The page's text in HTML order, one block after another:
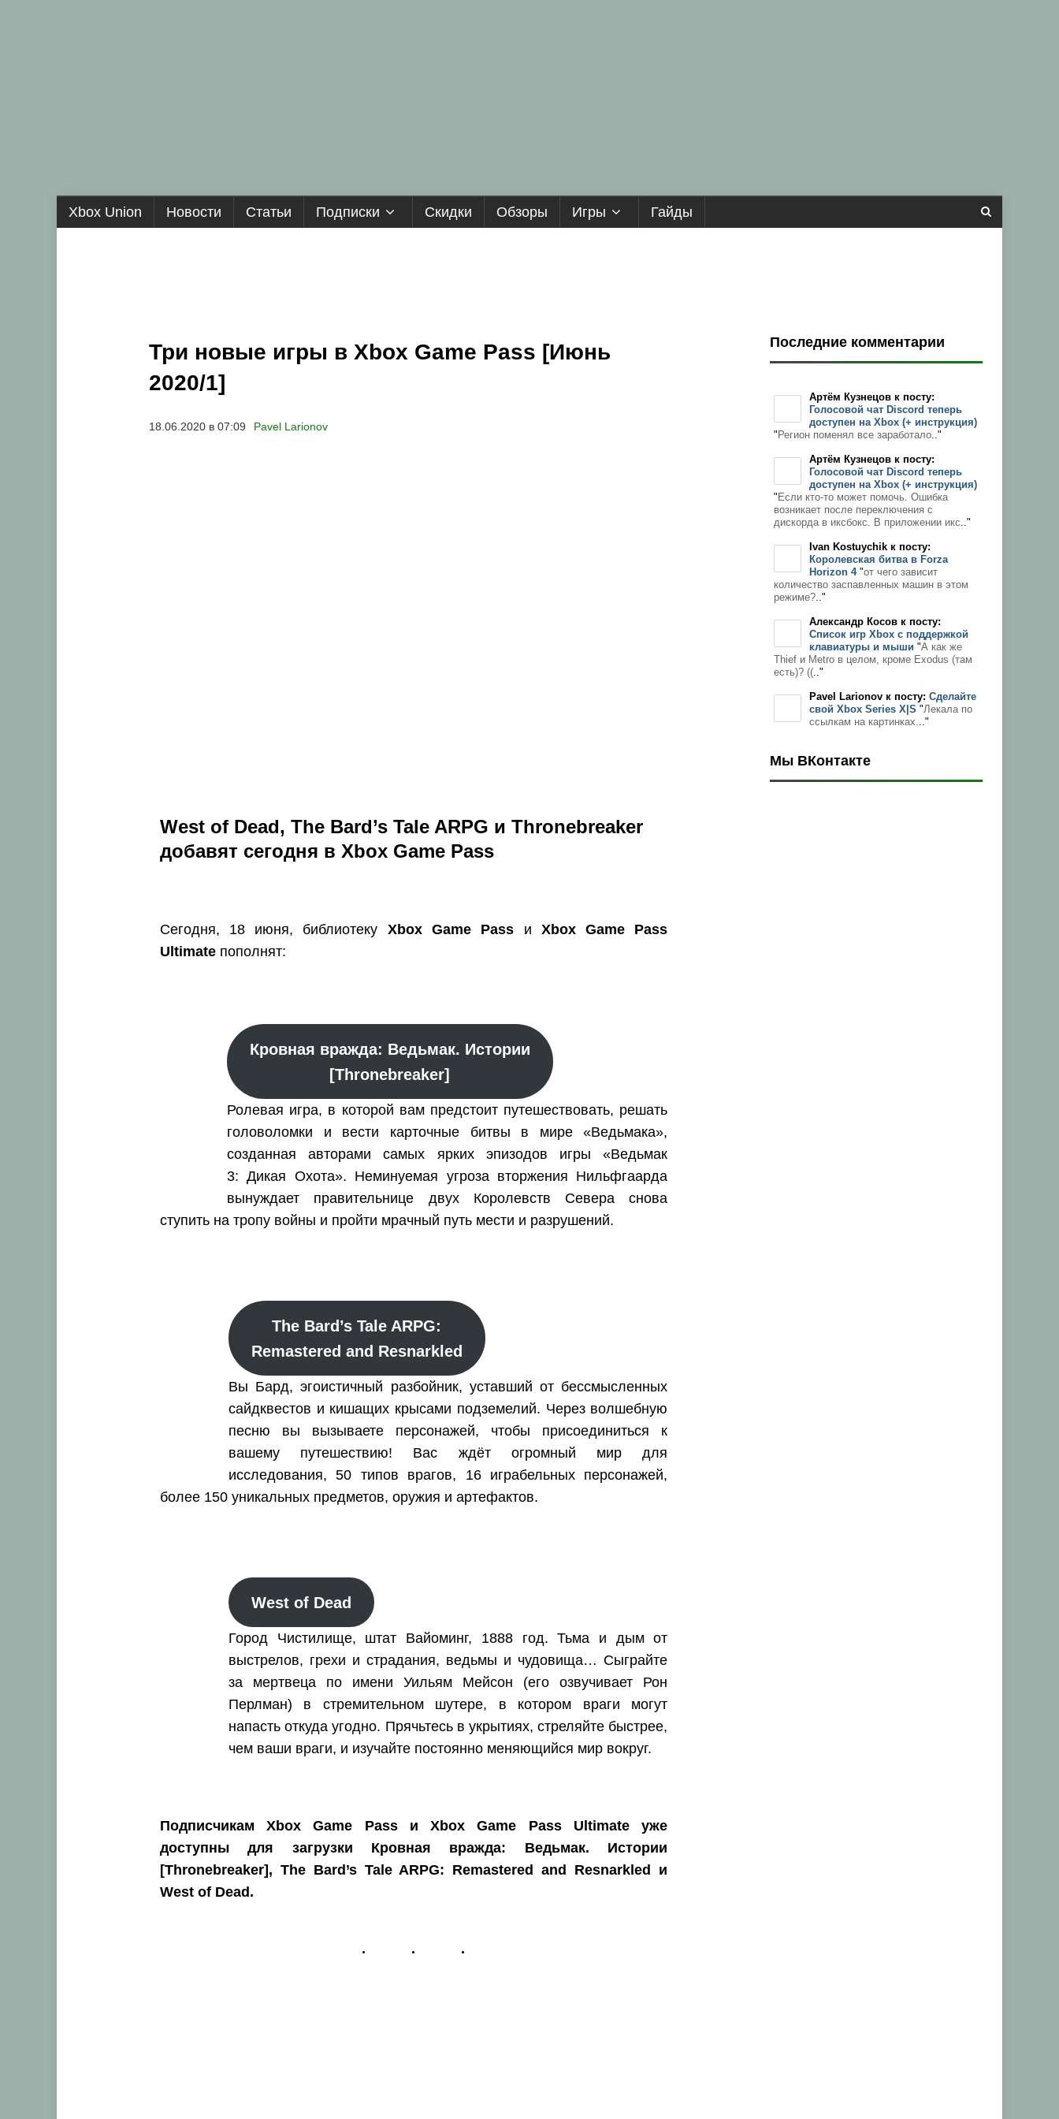
Перейти
к
Xbox Union Новости Статьи Подписки Скидки Обзоры Игры Гайды
Три новые игры в Xbox Game Pass [Июнь
2020/1]
18.06.2020 в 07:09 Pavel Larionov
West of Dead, The Bard’s Tale ARPG и Thronebreaker
добавят сегодня в Xbox Game Pass
Сегодня, 18 июня, библиотеку Xbox Game Pass и Xbox Game Pass
Ultimateпополнят:
Кровная вражда: Ведьмак. Истории
[Thronebreaker]
Ролевая игра, в которой вам предстоит путешествовать, решать
головоломки и вести карточные битвы в мире «Ведьмака»,
созданная авторами самых ярких эпизодов игры «Ведьмак
3: Дикая Охота». Неминуемая угроза вторжения Нильфгаарда
вынуждает правительнице двух Королевств Севера снова
ступить на тропу войны и пройти мрачный путь мести и разрушений.
The Bard’s Tale ARPG:
Remastered and Resnarkled
Вы Бард, эгоистичный разбойник, уставший от бессмысленных
сайдквестов и кишащих крысами подземелий. Через волшебную
песню вы вызываете персонажей, чтобы присоединиться к
вашему путешествию! Вас ждёт огромный мир для
исследования, 50 типов врагов, 16 играбельных персонажей,
более 150 уникальных предметов, оружия и артефактов.
West of Dead
Город Чистилище, штат Вайоминг, 1888 год. Тьма и дым от
выстрелов, грехи и страдания, ведьмы и чудовища… Сыграйте
за мертвеца по имени Уильям Мейсон (его озвучивает Рон
Перлман) в стремительном шутере, в котором враги могут
напасть откуда угодно. Прячьтесь в укрытиях, стреляйте быстрее,
чем ваши враги, и изучайте постоянно меняющийся мир вокруг.
Подписчикам Xbox Game Pass и Xbox Game Pass Ultimate уже
доступны для загрузки Кровная вражда: Ведьмак. Истории
[Thronebreaker], The Bard’s Tale ARPG: Remastered and Resnarkled и
West of Dead.
Последние комментарии
Артём Кузнецов к посту:
Голосовой чат Discord теперь
доступен на Xbox (+ инструкция)
" Регион поменял все заработало.."
Артём Кузнецов к посту:
Голосовой чат Discord теперь
доступен на Xbox (+ инструкция)
" Если кто-то может помочь. Ошибка
возникает после переключения с
дискорда в иксбокс. В приложении икс.."
Ivan Kostuychik к посту:
Королевская битва в Forza
Horizon 4 "от чего зависит
количество заспавленных машин в этом
режиме?.."
Александр Косов к посту:
Список игр Xbox c поддержкой
клавиатуры и мыши "А как же
Thief и Metro в целом, кроме Exodus (там
есть)? ((.."
Pavel Larionov к посту: Сделайте
свой Xbox Series X|S "Лекала по
ссылкам на картинках..."
Мы ВКонтакте